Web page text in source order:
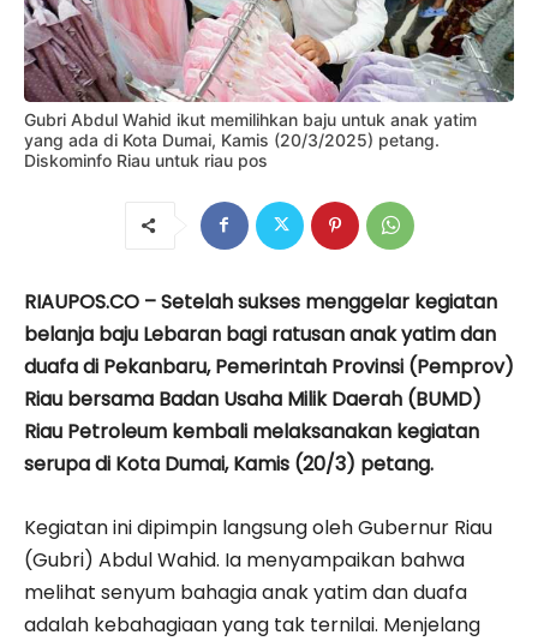
Gubri Abdul Wahid ikut memilihkan baju untuk anak yatim
yang ada di Kota Dumai, Kamis (20/3/2025) petang.
Diskominfo Riau untuk riau pos
RIAUPOS.CO – Setelah sukses menggelar kegiatan
belanja baju Lebaran bagi ratusan anak yatim dan
duafa di Pekanbaru, Pemerintah Provinsi (Pemprov)
Riau bersama Badan Usaha Milik Daerah (BUMD)
Riau Petroleum kembali melaksanakan kegiatan
serupa di Kota Dumai, Kamis (20/3) petang.
Kegiatan ini dipimpin langsung oleh Gubernur Riau
(Gubri) Abdul Wahid. Ia menyampaikan bahwa
melihat senyum bahagia anak yatim dan duafa
adalah kebahagiaan yang tak ternilai. Menjelang